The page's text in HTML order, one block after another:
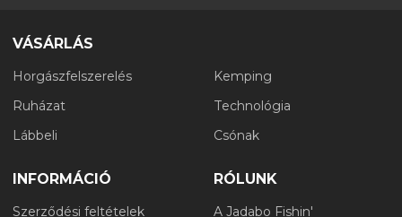
VÁSÁRLÁS
Horgászfelszerelés
Ruházat
Lábbeli
Kemping
Technológia
Csónak
INFORMÁCIÓ
Szerződési feltételek
RÓLUNK
A Jadabo Fishin'